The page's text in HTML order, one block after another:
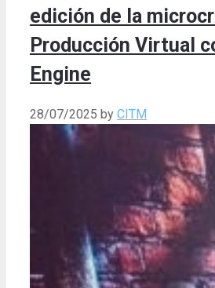
edición de la
Producción Virtual
Engine
28/07/2025 by CITM